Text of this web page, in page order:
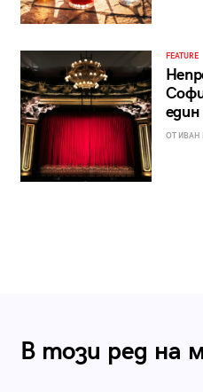
FEATURE
ОТ ИВАН
В този ред на